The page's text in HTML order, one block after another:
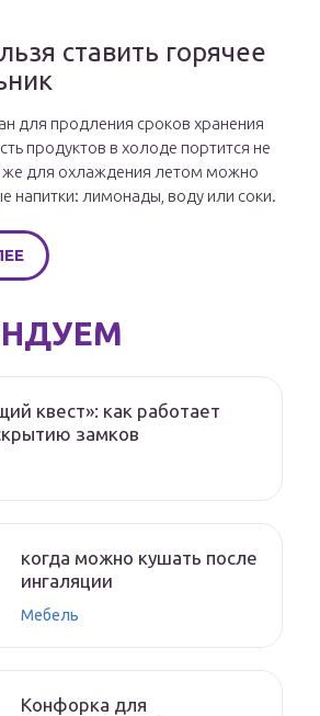
ставить горячее
для продления сроков хранения
продуктов в холоде портится не
для охлаждения летом можно
напитки: лимонады, воду или соки.
квест»: как работает
замков
когда можно кушать после
ингаляции
Мебель
Конфорка для